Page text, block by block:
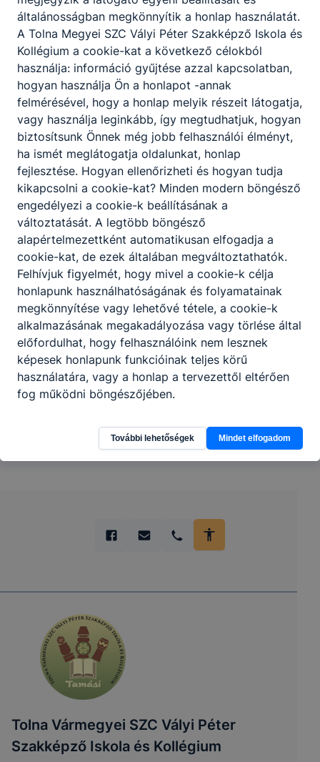
képesítő bizonyítvány államilag elismert, önálló
végzettségi szintet nem biztosító szakképesítést
tanúsít.
Ingyenes képzéseinken az első képesítő vizsga
letételéig térítésmentesen tanulhatnak azok, akik
még nem rendelkeznek az új szakképzési
rendszerben szerzett szakképesítéssel.
A szakképző intézmény szakmai programjában
meghatározottak szerint, az intézmény
igazgatójának döntése alapján lehetőség van a
korábbi tanulmányok, megszerzett ismeretek és
gyakorlat beszámítására, és ezáltal a képzési idő
rövidítésére.
Partnereink
Tolna Vármegyei SZC Vályi Péter
Szakképző Iskola és Kollégium
általánosságban megkönnyítik a honlap használatát.
A Tolna Megyei SZC Vályi Péter Szakképző Iskola és
Kollégium a cookie-kat a következő célokból
használja: információ gyűjtése azzal kapcsolatban,
hogyan használja Ön a honlapot -annak
felmérésével, hogy a honlap melyik részeit látogatja,
vagy használja leginkább, így megtudhatjuk, hogyan
biztosítsunk Önnek még jobb felhasználói élményt,
ha ismét meglátogatja oldalunkat, honlap
fejlesztése. Hogyan ellenőrizheti és hogyan tudja
kikapcsolni a cookie-kat? Minden modern böngésző
engedélyezi a cookie-k beállításának a
változtatását. A legtöbb böngésző
alapértelmezettként automatikusan elfogadja a
cookie-kat, de ezek általában megváltoztathatók.
Felhívjuk figyelmét, hogy mivel a cookie-k célja
honlapunk használhatóságának és folyamatainak
megkönnyítése vagy lehetővé tétele, a cookie-k
alkalmazásának megakadályozása vagy törlése által
előfordulhat, hogy felhasználóink nem lesznek
képesek honlapunk funkcióinak teljes körű
használatára, vagy a honlap a tervezettől eltérően
fog működni böngészőjében.
További lehetőségek Mindet elfogadom